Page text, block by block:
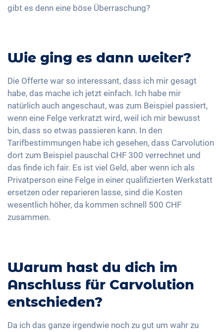
gibt es denn eine böse Überraschung?
Wie ging es dann weiter?
Die Offerte war so interessant, dass ich mir gesagt
habe, das mache ich jetzt einfach. Ich habe mir
natürlich auch angeschaut, was zum Beispiel passiert,
wenn eine Felge verkratzt wird, weil ich mir bewusst
bin, dass so etwas passieren kann. In den
Tarifbestimmungen habe ich gesehen, dass Carvolution
dort zum Beispiel pauschal CHF 300 verrechnet und
das finde ich fair. Es ist viel Geld, aber wenn ich als
Privatperson eine Felge in einer qualifizierten Werkstatt
ersetzen oder reparieren lasse, sind die Kosten
wesentlich höher, da kommen schnell 500 CHF
zusammen.
Warum hast du dich im
Anschluss für Carvolution
entschieden?
Da ich das ganze irgendwie noch zu gut um wahr zu